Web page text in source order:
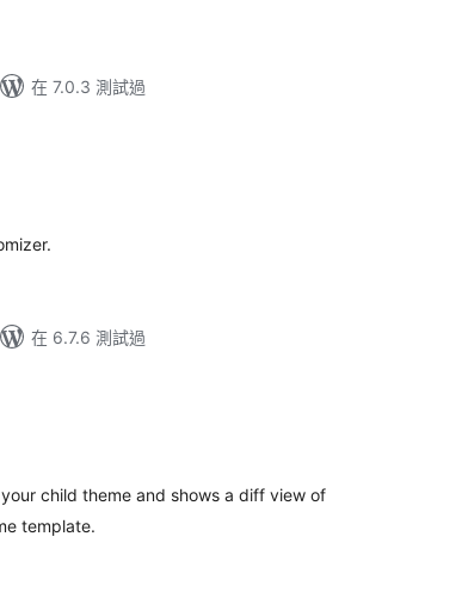
在 7.0.3 測試過
在 6.7.6 測試過
child theme and shows a diff view of
template.